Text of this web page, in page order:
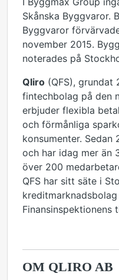
Skånska Byggvaror.
Byggvaror
november 2015.
noterades på
Qliro (QFS), grundat
fintechbolag på den
erbjuder flexibla
och förmånliga
konsumenter. Sedan
och har idag mer än
över 200
QFS har sitt säte i
Finansinspektionens
OM QLIRO AB